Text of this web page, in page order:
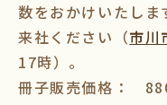
数をおかけいたし
来社ください（市川
17時）。
冊子販売価格：